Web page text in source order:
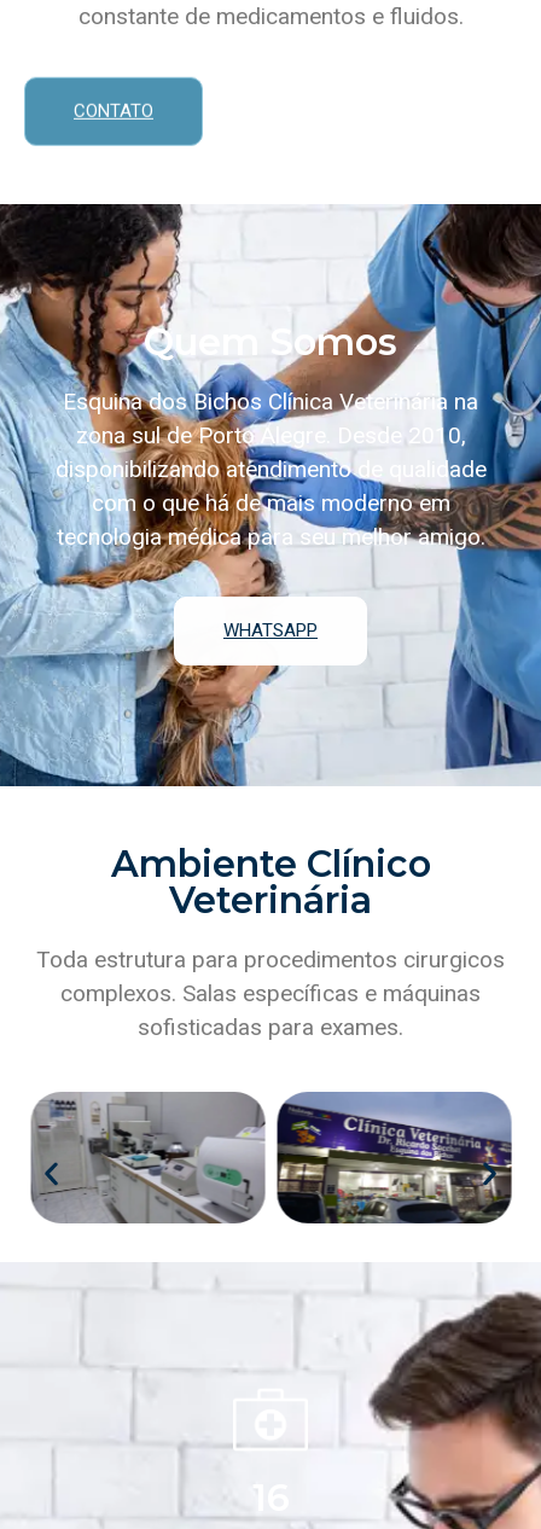
constante de medicamentos e fluidos.
CONTATO
Quem Somos
Esquina dos Bichos Clínica Veterinária na
zona sul de Porto Alegre. Desde 2010,
disponibilizando atendimento de qualidade
com o que há de mais moderno em
tecnologia médica para seu melhor amigo.
WHATSAPP
Ambiente Clínico
Veterinária
Toda estrutura para procedimentos cirurgicos
complexos. Salas específicas e máquinas
sofisticadas para exames.
16